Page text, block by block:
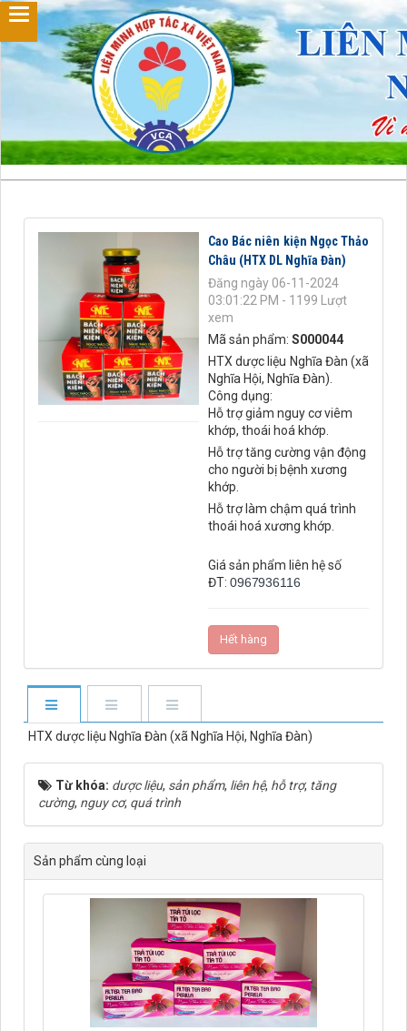
Cao Bác niên kiện Ngọc Thảo
Châu (HTX DL Nghĩa Đàn)
Đăng ngày 06-11-2024
03:01:22 PM - 1199 Lượt
xem
Mã sản phẩm: S000044
HTX dược liệu Nghĩa Đàn (xã
Nghĩa Hội, Nghĩa Đàn).
Công dụng:
Hỗ trợ giảm nguy cơ viêm
khớp, thoái hoá khớp.
Hỗ trợ tăng cường vận động
cho người bị bệnh xương
khớp.
Hỗ trợ làm chậm quá trình
thoái hoá xương khớp.
Giá sản phẩm liên hệ số
ĐT: 0967936116
Hết hàng
HTX dược liệu Nghĩa Đàn (xã Nghĩa Hội, Nghĩa Đàn)
Từ khóa: dược liệu, sản phẩm, liên hệ, hỗ trợ, tăng
cường, nguy cơ, quá trình
Sản phẩm cùng loại